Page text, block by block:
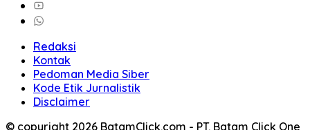
Redaksi
Kontak
Pedoman Media Siber
Kode Etik Jurnalistik
Disclaimer
© copyright 2026 BatamClick.com - PT. Batam Click One